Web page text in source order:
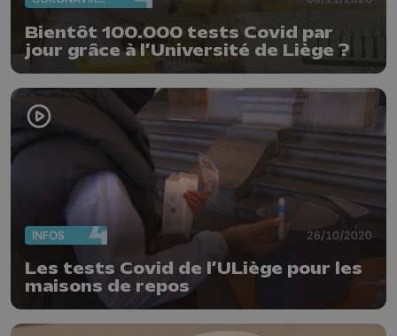
Bientôt 100.000 tests Covid par
jour grâce à l’Université de Liège ?
INFOS 26/10/2020
Les tests Covid de l’ULiège pour les
maisons de repos